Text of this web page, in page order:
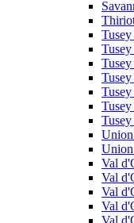
Union
Union
Val
Val
Val
Val
Val